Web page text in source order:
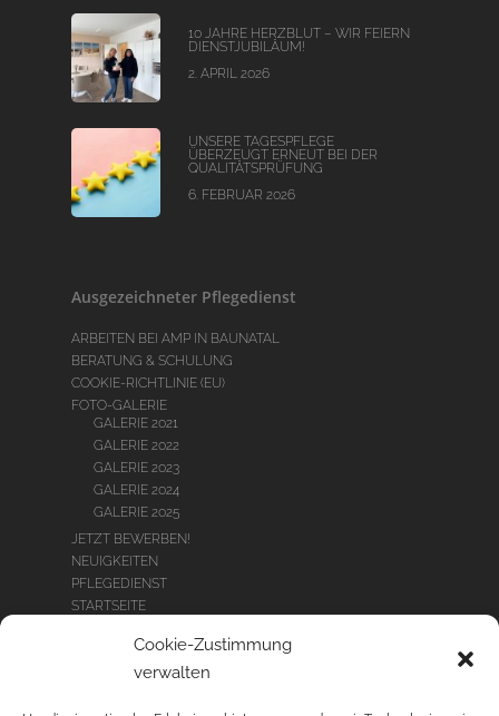
Cookie-Zustimmung
verwalten
10 JAHRE HERZBLUT – WIR FEIERN
DIENSTJUBILÄUM!
2. APRIL 2026
UNSERE TAGESPFLEGE
ÜBERZEUGT ERNEUT BEI DER
QUALITÄTSPRÜFUNG
6. FEBRUAR 2026
Ausgezeichneter Pflegedienst
ARBEITEN BEI AMP IN BAUNATAL
BERATUNG & SCHULUNG
COOKIE-RICHTLINIE (EU)
FOTO-GALERIE
GALERIE 2021
GALERIE 2022
GALERIE 2023
GALERIE 2024
GALERIE 2025
JETZT BEWERBEN!
NEUIGKEITEN
PFLEGEDIENST
STARTSEITE
TAGESPFLEGE